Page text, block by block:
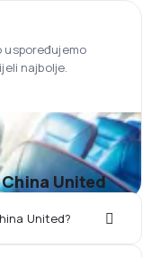
uspoređujemo
najbolje.
United
United?